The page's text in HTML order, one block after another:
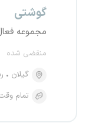
گوشتی
مجموعه
منقضی شده
گیلان
تمام